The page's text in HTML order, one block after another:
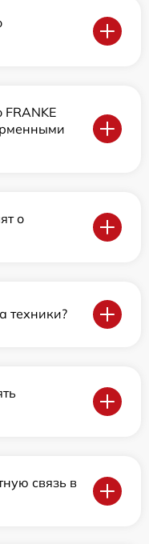
FRANKE
о
техники?
связь в